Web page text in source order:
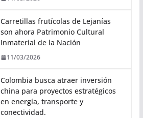
Carretillas frutícolas de Lejanías
son ahora Patrimonio Cultural
Inmaterial de la Nación
11/03/2026
Colombia busca atraer inversión
china para proyectos estratégicos
en energía, transporte y
conectividad.